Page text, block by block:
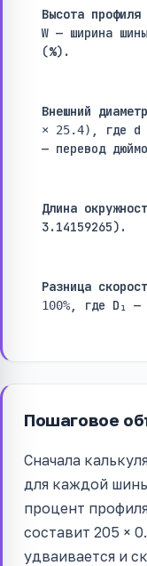
Высота
W — ширина
(%).
Внешний
× 25.4)
, где
— перевод
Длина
3.14159265).
Разница
100% , где D₁ —
Пошаговое
Сначала
для каждой
процент
составит 205 ×
удваивается и